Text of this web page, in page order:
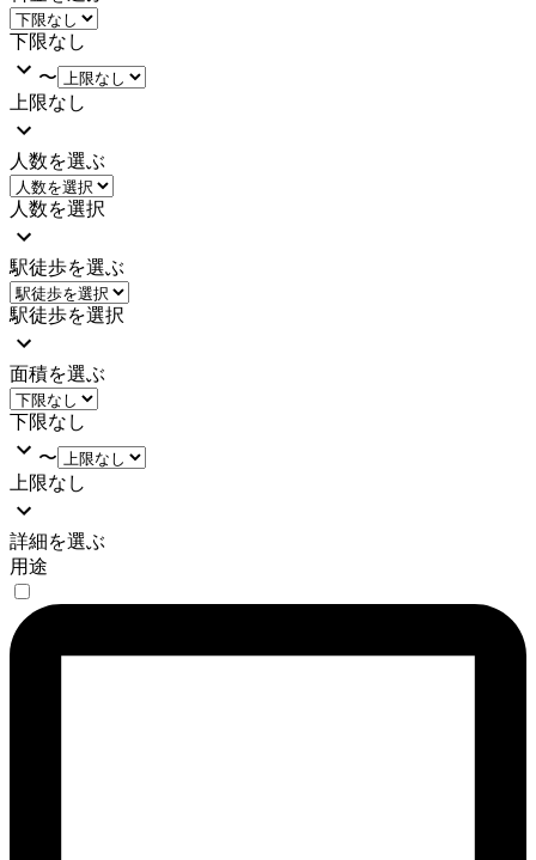
下限なし
〜
上限なし
人数を選ぶ
人数を選択
駅徒歩を選ぶ
駅徒歩を選択
面積を選ぶ
下限なし
〜
上限なし
詳細を選ぶ
用途